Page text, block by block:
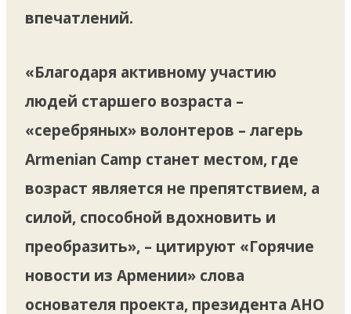
впечатлений.
«Благодаря активному участию
людей старшего возраста –
«серебряных» волонтеров – лагерь
Armenian Camp станет местом, где
возраст является не препятствием, а
силой, способной вдохновить и
преобразить», – цитируют «Горячие
новости из Армении» слова
основателя проекта, президента АНО